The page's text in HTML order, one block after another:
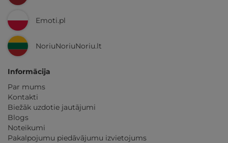
Emoti.pl
NoriuNoriuNoriu.lt
Informācija
Par mums
Kontakti
Biežāk uzdotie jautājumi
Blogs
Noteikumi
Pakalpojumu piedāvājumu izvietojums